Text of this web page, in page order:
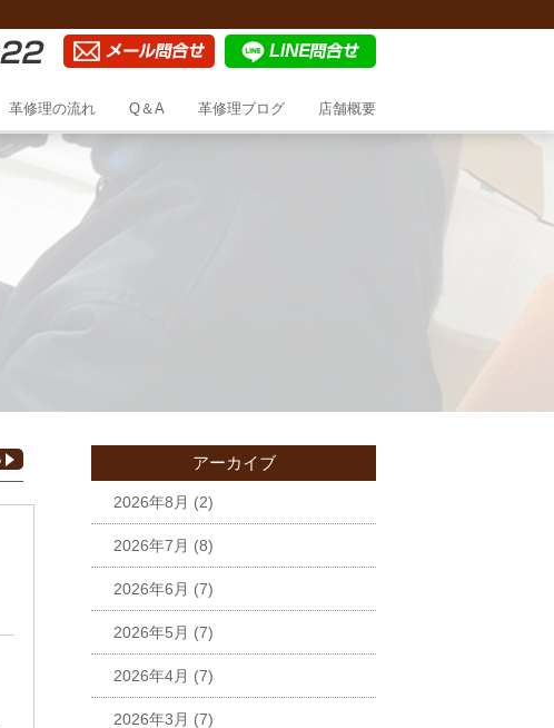
革修理の流れ Q＆A 革修理ブログ 店舗概要
アーカイブ
2026年8月 (2)
2026年7月 (8)
2026年6月 (7)
2026年5月 (7)
2026年4月 (7)
2026年3月 (7)